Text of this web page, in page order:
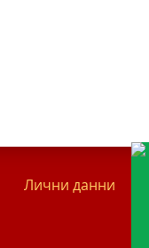
Лични данни